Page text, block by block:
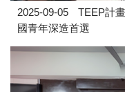
2025-09-05
TEEP計
國青年深造首選